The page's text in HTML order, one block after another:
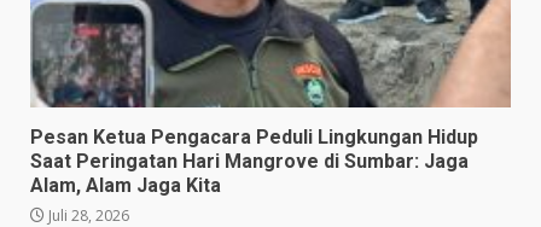
Pesan Ketua Pengacara Peduli Lingkungan Hidup
Saat Peringatan Hari Mangrove di Sumbar: Jaga
Alam, Alam Jaga Kita
Juli 28, 2026